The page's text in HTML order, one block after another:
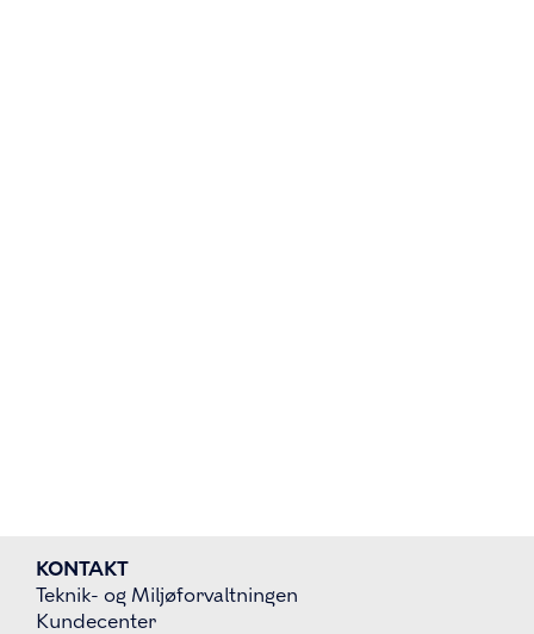
KONTAKT
Teknik- og Miljøforvaltningen
Kundecenter